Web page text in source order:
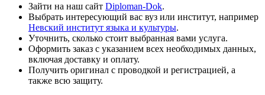
Зайти на наш сайт Diploman-Dok.
Выбрать интересующий вас вуз или институт, например
Невский институт языка и культуры.
Уточнить, сколько стоит выбранная вами услуга.
Оформить заказ с указанием всех необходимых данных,
включая доставку и оплату.
Получить оригинал с проводкой и регистрацией, а
также всю защиту.